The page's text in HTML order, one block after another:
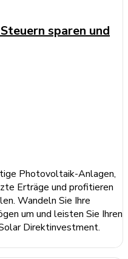
sparen und
Photovoltaik-Anlagen,
Erträge und profitieren
Wandeln Sie Ihre
um und leisten Sie Ihren
Direktinvestment.